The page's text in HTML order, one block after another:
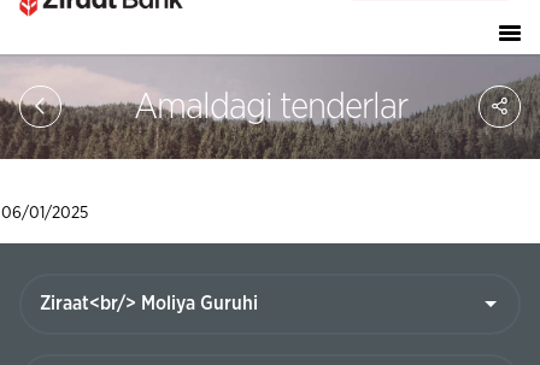
Amaldagi tenderlar
06/01/2025